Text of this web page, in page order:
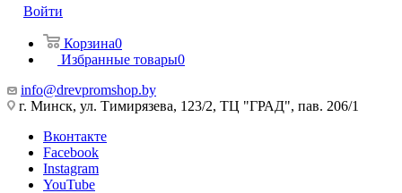
Войти
Корзина0
Избранные товары0
info@drevpromshop.by
г. Минск, ул. Тимирязева, 123/2, ТЦ "ГРАД", пав. 206/1
Вконтакте
Facebook
Instagram
YouTube